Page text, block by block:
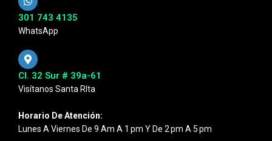
301 743 4135
WhatsApp
Cl. 32 Sur # 39a-61
Visítanos Santa RIta
Horario De Atención:
Lunes A Viernes De 9 Am A 1 Pm Y De 2 Pm A 5 Pm